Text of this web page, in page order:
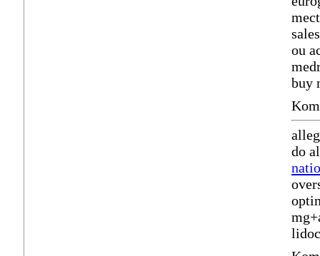
ou
buy
do